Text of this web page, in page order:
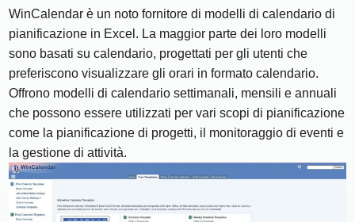
WinCalendar è un noto fornitore di modelli di calendario di
pianificazione in Excel. La maggior parte dei loro modelli
sono basati su calendario, progettati per gli utenti che
preferiscono visualizzare gli orari in formato calendario.
Offrono modelli di calendario settimanali, mensili e annuali
che possono essere utilizzati per vari scopi di pianificazione
come la pianificazione di progetti, il monitoraggio di eventi e
la gestione di attività.